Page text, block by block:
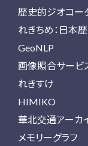
歴史的ジオコー
れきちめ：日本
GeoNLP
画像照合サービ
れきすけ
HIMIKO
華北交通アーカ
メモリーグラフ